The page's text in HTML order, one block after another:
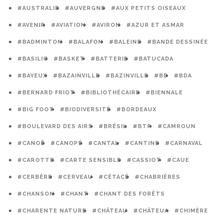
#AUSTRALIE #AUVERGNE #AUX PETITS OISEAUX
#AVENIR #AVIATION #AVIRON #AZUR ET ASMAR
#BADMINTON #BALAFON #BALEINE #BANDE DESSINÉE
#BASILIC #BASKET #BATTERIE #BATUCADA
#BAYEUX #BAZAINVILLE #BAZINVILLE #BD #BDA
#BERNARD FRIOT #BIBLIOTHÉCAIRE #BIENNALE
#BIG FOOT #BIODIVERSITÉ #BORDEAUX
#BOULEVARD DES AIRS #BRÉSIL #BTP #CAMROUN
#CANOË #CANOPÉ #CANTAL #CANTINE #CARNAVAL
#CAROTTE #CARTE SENSIBLE #CASSIOT #CAUE
#CERBÈRE #CERVEAU #CÉTACÉ #CHABRIÈRES
#CHANSON #CHANT #CHANT DES FORÊTS
#CHARENTE NATURE #CHÂTEAU #CHÂTEUA #CHIMÈRE